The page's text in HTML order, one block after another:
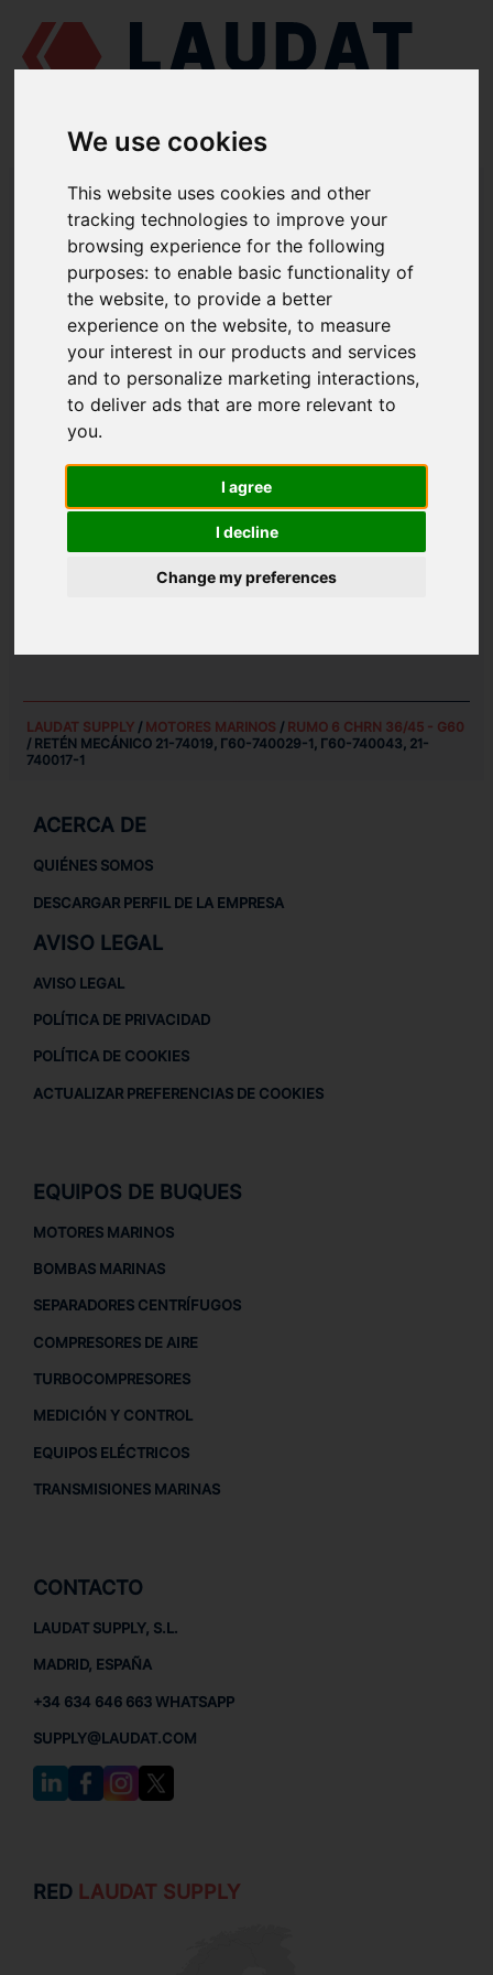
We use cookies
This website uses cookies and other
tracking technologies to improve your
browsing experience for the following
purposes:to enable basic functionality of
the website,to provide a better
experience on the website,to measure
your interest in our products and services
and to personalize marketing interactions,
to deliver ads that are more relevant to
you.
I agree
I decline
Change my preferences
LAUDAT SUPPLY/MOTORES MARINOS/ RUMO 6 CHRN 36/45 - G60
/ RETÉN MECÁNICO 21-74019, Г60-740029-1, Г60-740043, 21-
740017-1
LAUDAT SUPPLY
6 CHRN 36/45 - G60
CATEGORIA DE BOMBA DE AGUA DE REFRIGERACIÓN
RETÉN MECÁNICO
NÚMERO DE PIEZA: 21-74019, Г60-
740029-1, Г60-740043, 21-740017-1
REPUESTOS PARARUMO 6 CHRN 36/45 - G60
LAUDAT SUPPLY/ MOTORES MARINOS / RUMO 6 CHRN 36/45 - G60
/ RETÉN MECÁNICO 21-74019, Г60-740029-1, Г60-740043, 21-
740017-1
ACERCA DE
QUIÉNES SOMOS
DESCARGAR PERFIL DE LA EMPRESA
AVISO LEGAL
AVISO LEGAL
POLÍTICA DE PRIVACIDAD
POLÍTICA DE COOKIES
ACTUALIZAR PREFERENCIAS DE COOKIES
EQUIPOS DE BUQUES
MOTORES MARINOS
BOMBAS MARINAS
SEPARADORES CENTRÍFUGOS
COMPRESORES DE AIRE
TURBOCOMPRESORES
MEDICIÓN Y CONTROL
EQUIPOS ELÉCTRICOS
TRANSMISIONES MARINAS
CONTACTO
LAUDAT SUPPLY, S.L.
MADRID, ESPAÑA
+34 634 646 663 WHATSAPP
SUPPLY@LAUDAT.COM
RED LAUDAT SUPPLY